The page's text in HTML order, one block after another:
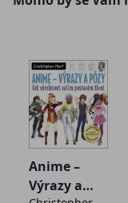
je do naprosto
přidávat detaily,
hrdiny. Vše
obrázek oživí a
budete chtít,
celkové
finále.
Vstupte do světa
Anime –
Výrazy a